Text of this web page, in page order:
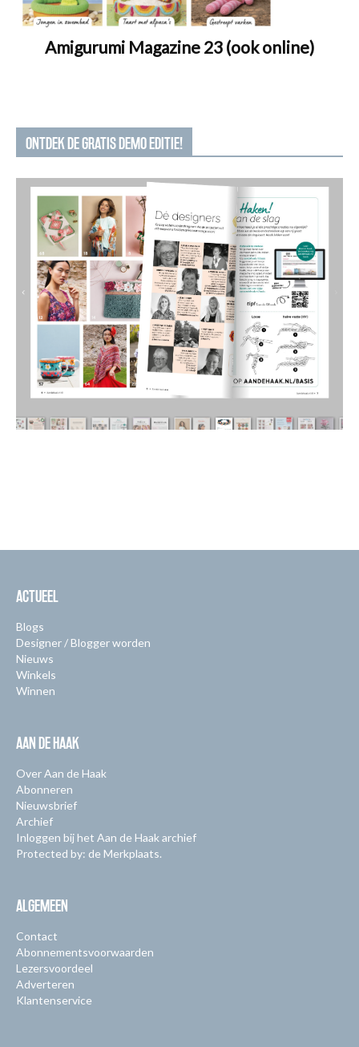
Amigurumi Magazine 23 (ook online)
ONTDEK DE GRATIS DEMO EDITIE!
ACTUEEL
Blogs
Designer / Blogger worden
Nieuws
Winkels
Winnen
AAN DE HAAK
Over Aan de Haak
Abonneren
Nieuwsbrief
Archief
Inloggen bij het Aan de Haak archief
Protected by: de Merkplaats.
ALGEMEEN
Contact
Abonnementsvoorwaarden
Lezersvoordeel
Adverteren
Klantenservice